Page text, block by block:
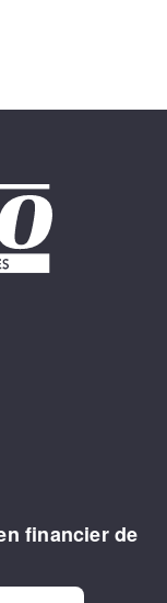
financier de